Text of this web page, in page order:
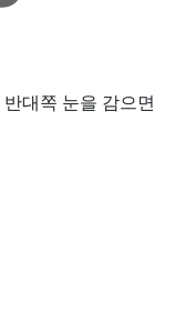
반대쪽 눈을 감으면